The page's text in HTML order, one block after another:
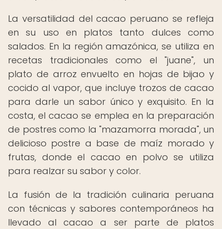
La versatilidad del cacao peruano se refleja
en su uso en platos tanto dulces como
salados. En la región amazónica, se utiliza en
recetas tradicionales como el "juane", un
plato de arroz envuelto en hojas de bijao y
cocido al vapor, que incluye trozos de cacao
para darle un sabor único y exquisito. En la
costa, el cacao se emplea en la preparación
de postres como la "mazamorra morada", un
delicioso postre a base de maíz morado y
frutas, donde el cacao en polvo se utiliza
para realzar su sabor y color.
La fusión de la tradición culinaria peruana
con técnicas y sabores contemporáneos ha
llevado al cacao a ser parte de platos